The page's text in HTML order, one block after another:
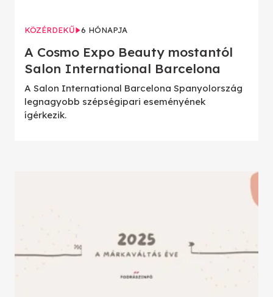
KÖZÉRDEKŰ 6 HÓNAPJA
A Cosmo Expo Beauty mostantól
Salon International Barcelona
A Salon International Barcelona Spanyolország
legnagyobb szépségipari eseményének
ígérkezik.